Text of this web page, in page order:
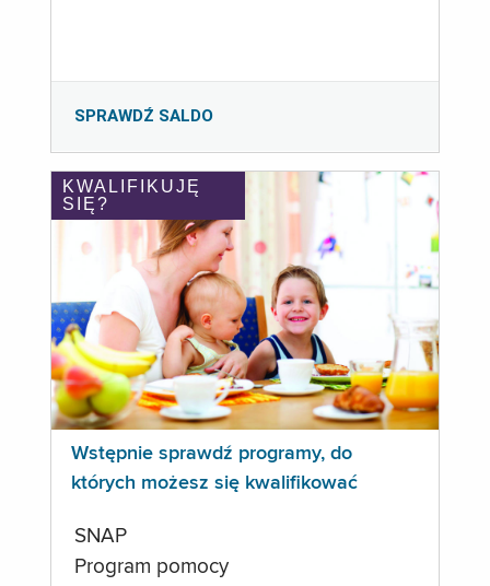
SPRAWDŹ SALDO
KWALIFIKUJĘ
SIĘ?
Wstępnie sprawdź programy, do
których możesz się kwalifikować
SNAP
Program pomocy